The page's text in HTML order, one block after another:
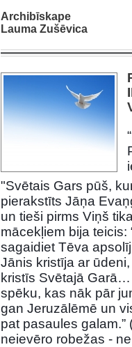
Archibīskape
Lauma Zušēvica
"Svētais Gars pūš,
pierakstīts Jāņa
un tieši pirms Viņš
mācekļiem bija teicis:
sagaidiet Tēva
Jānis kristīja ar
kristīs Svētajā
spēku, kas nāk pār
gan Jeruzālēmē un
pat pasaules
neievēro robežas -